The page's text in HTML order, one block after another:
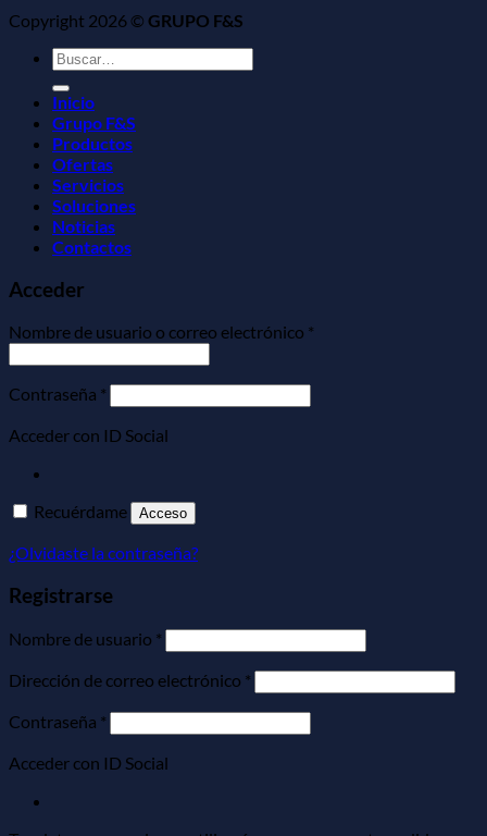
Copyright 2026 © GRUPO F&S
Buscar
por:
Inicio
Grupo F&S
Productos
Ofertas
Servicios
Soluciones
Noticias
Contactos
Acceder
Nombre de usuario o correo electrónico *
Contraseña *
Acceder con ID Social
Recuérdame Acceso
¿Olvidaste la contraseña?
Registrarse
Nombre de usuario * Obligatorio
Dirección de correo electrónico * Obligatorio
Contraseña * Obligatorio
Acceder con ID Social